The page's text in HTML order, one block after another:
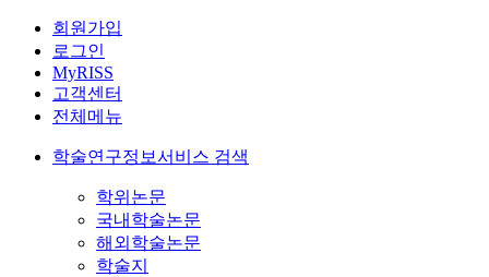
회원가입
로그인
MyRISS
고객센터
전체메뉴
학술연구정보서비스 검색
학위논문
국내학술논문
해외학술논문
학술지